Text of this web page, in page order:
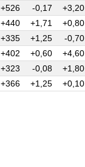
+526 -0,17 +3,20
+440 +1,71 +0,80
+335 +1,25 -0,70
+402 +0,60 +4,60
+323 -0,08 +1,80
+366 +1,25 +0,10